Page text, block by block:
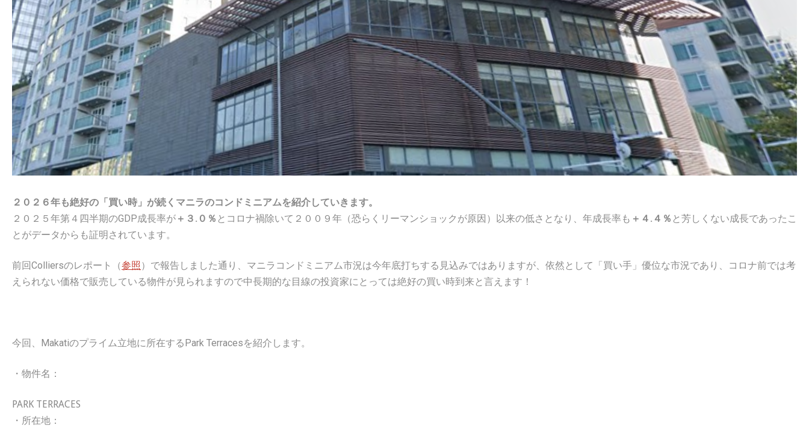
２０２６年も絶好の「買い時」が続くマニラのコンドミニアムを紹介していきます。
２０２５年第４四半期のGDP成長率が ＋３.０％ とコロナ禍除いて２００９年（恐らくリーマンショックが原因）以来の低さとなり、年成長率も ＋４.４％ と芳しくない成長であったこ
とがデータからも証明されています。
前回Colliersのレポート（参照）で報告しました通り、マニラコンドミニアム市況は今年底打ちする見込みではありますが、依然として「買い手」優位な市況であり、コロナ前では考
えられない価格で販売している物件が見られますので中長期的な目線の投資家にとっては絶好の買い時到来と言えます！
今回、Makatiのプライム立地に所在するPark Terracesを紹介します。
・物件名：
PARK TERRACES
・所在地：